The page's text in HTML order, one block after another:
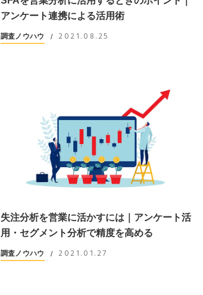
アンケート連携による活用術
調査ノウハウ / 2021.08.25
失注分析を営業に活かすには｜アンケート活
用・セグメント分析で精度を高める
調査ノウハウ / 2021.01.27